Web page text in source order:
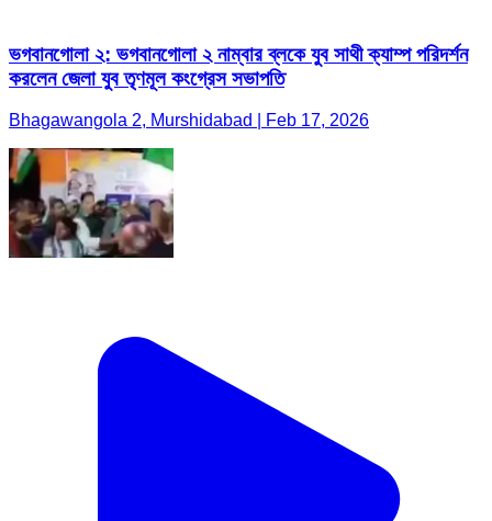
ভগবানগোলা ২: ভগবানগোলা ২ নাম্বার ব্লকে যুব সাথী ক্যাম্প পরিদর্শন
করলেন জেলা যুব তৃণমূল কংগ্রেস সভাপতি
Bhagawangola 2, Murshidabad | Feb 17, 2026